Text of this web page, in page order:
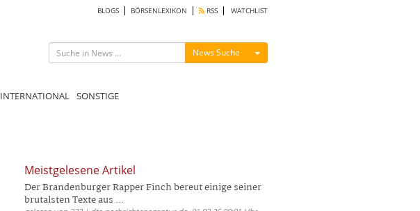
BLOGS BÖRSENLEXIKON RSS WATCHLIST
News Suche Menü ein-/ausblenden
INTERNATIONAL SONSTIGE
Meistgelesene Artikel
Der Brandenburger Rapper Finch bereut einige seiner
brutalsten Texte aus ...